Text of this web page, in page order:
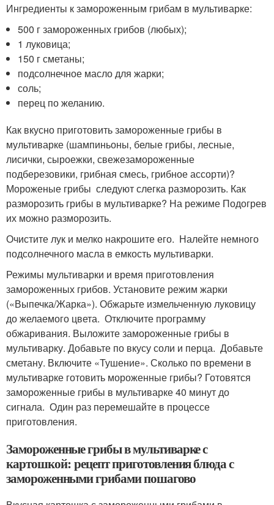
Ингредиенты к замороженным грибам в мультиварке:
500 г замороженных грибов (любых);
1 луковица;
150 г сметаны;
подсолнечное масло для жарки;
соль;
перец по желанию.
Как вкусно приготовить замороженные грибы в
мультиварке (шампиньоны, белые грибы, лесные,
лисички, сыроежки, свежезамороженные
подберезовики, грибная смесь, грибное ассорти)?
Мороженые грибы следуют слегка разморозить. Как
разморозить грибы в мультиварке? На режиме Подогрев
их можно разморозить.
Очистите лук и мелко накрошите его. Налейте немного
подсолнечного масла в емкость мультиварки.
Режимы мультиварки и время приготовления
замороженных грибов. Установите режим жарки
(«Выпечка/Жарка»). Обжарьте измельченную луковицу
до желаемого цвета. Отключите программу
обжаривания. Выложите замороженные грибы в
мультиварку. Добавьте по вкусу соли и перца. Добавьте
сметану. Включите «Тушение». Сколько по времени в
мультиварке готовить мороженные грибы? Готовятся
замороженные грибы в мультиварке 40 минут до
сигнала. Один раз перемешайте в процессе
приготовления.
Замороженные грибы в мультиварке с
картошкой: рецепт приготовления блюда с
замороженными грибами пошагово